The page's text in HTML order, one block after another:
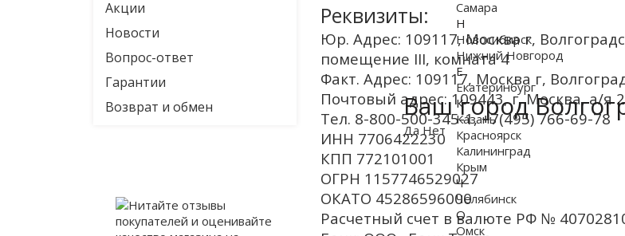
Акции
Новости
Вопрос-ответ
Гарантии
Возврат и обмен
Реквизиты:
Юр. Адрес: 109117, Москва г,
помещение III, комната 4
Факт. Адрес: 109117, Москва г,
Почтовый адрес: 109443, г. Москва, а/я
Тел. 8-800-500-345-1, +7(495) 766-69-78
ИНН 7706422230
КПП 772101001
ОГРН 1157746529027
ОКАТО 45286596000
Расчетный счет в валюте РФ №
Ваш город
Да Нет
Самара
Н
Новосибирск
Нижний Новгород
Е
Екатеринбург
К
Казань
Красноярск
Калининград
Крым
Ч
Челябинск
О
Омск